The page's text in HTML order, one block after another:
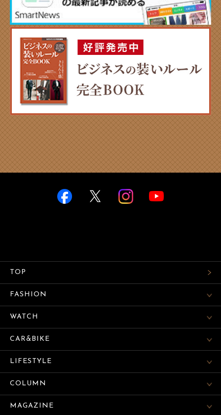
TOP
FASHION
WATCH
CAR&BIKE
LIFESTYLE
COLUMN
MAGAZINE